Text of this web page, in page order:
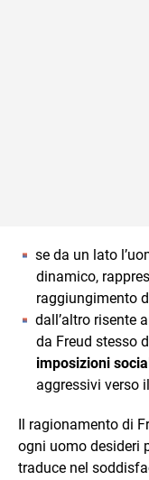
se da un lato
dinamico,
raggiungimento
dall’altro risente
da Freud stesso
imposizioni
aggressivi verso
Il ragionamento di
ogni uomo desideri
traduce nel